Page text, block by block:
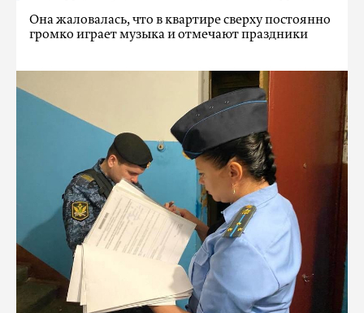
Она жаловалась, что в квартире сверху постоянно
громко играет музыка и отмечают праздники